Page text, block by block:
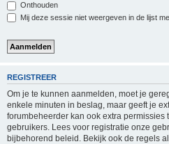
Onthouden
Mij deze sessie niet weergeven in de lijst
REGISTREER
Om je te kunnen aanmelden, moet je
enkele minuten in beslag, maar geeft je
forumbeheerder kan ook extra permissies
gebruikers. Lees voor registratie onze
bijbehorend beleid. Bekijk ook de regels